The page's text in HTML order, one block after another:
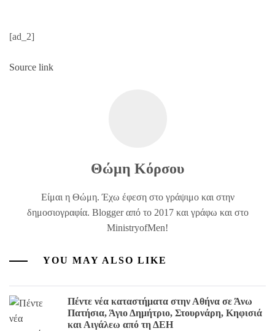
[ad_2]
Source link
Θώμη Κόρσου
Είμαι η Θώμη. Έχω έφεση στο γράψιμο και στην
δημοσιογραφία. Blogger από το 2017 και γράφω και στο
MinistryofMen!
YOU MAY ALSO LIKE
Πέντε νέα καταστήματα στην Αθήνα σε Άνω
Πατήσια, Άγιο Δημήτριο, Στουρνάρη, Κηφισιά
και Αιγάλεω από τη ΔΕΗ